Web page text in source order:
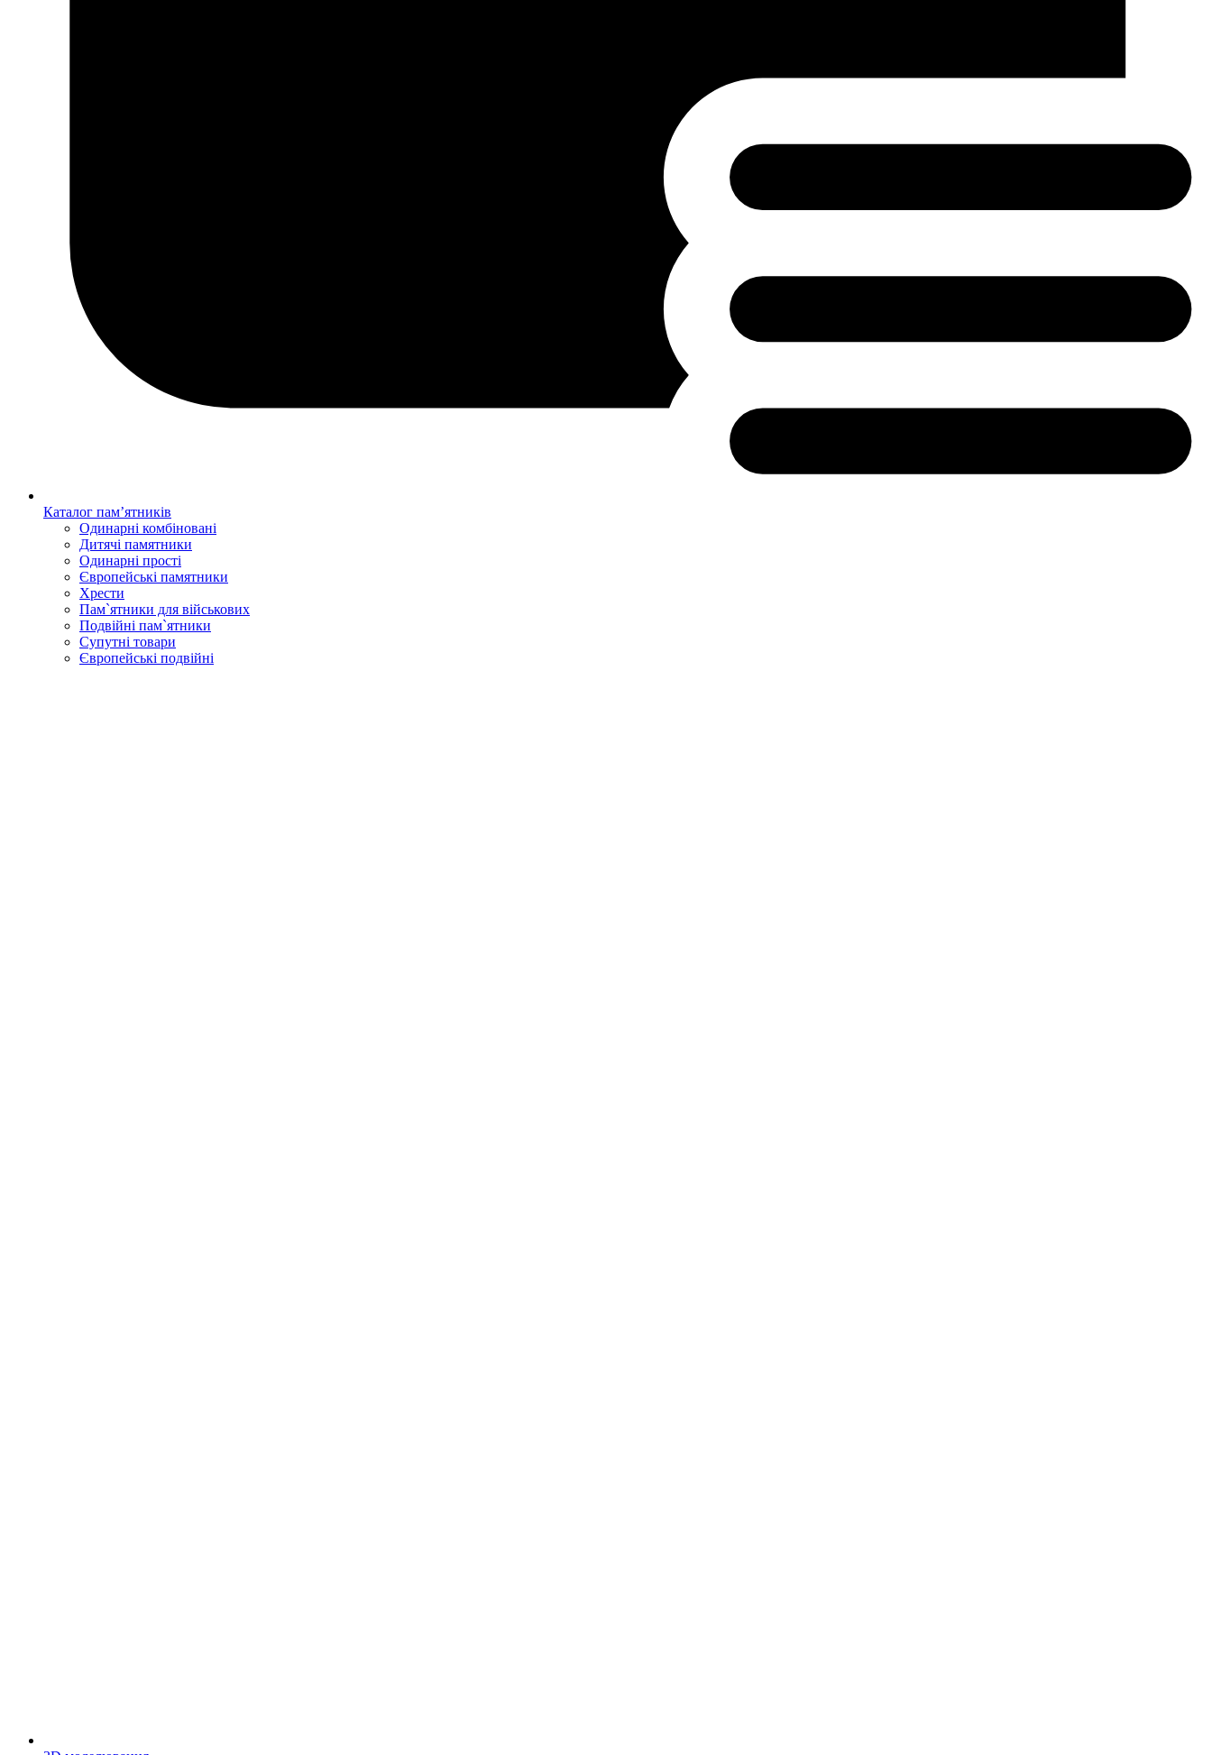
Каталог пам’ятників
Одинарні комбіновані
Дитячі памятники
Одинарні прості
Європейські памятники
Хрести
Пам`ятники для військових
Подвійні пам`ятники
Супутні товари
Європейські подвійні